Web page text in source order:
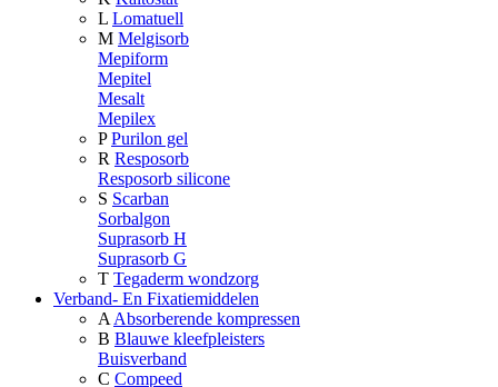
L Lomatuell
M Melgisorb
Mepiform
Mepitel
Mesalt
Mepilex
P Purilon gel
R Resposorb
Resposorb silicone
S Scarban
Sorbalgon
Suprasorb H
Suprasorb G
T Tegaderm wondzorg
Verband- En Fixatiemiddelen
A Absorberende kompressen
B Blauwe kleefpleisters
Buisverband
C Compeed